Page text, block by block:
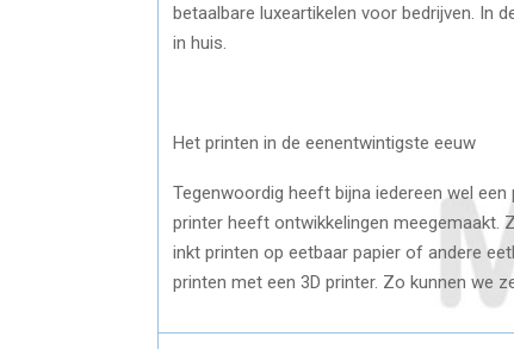
betaalbare luxeartikelen voor bedrijven. In
in huis.
Het printen in de eenentwintigste eeuw
Tegenwoordig heeft bijna iedereen wel
printer heeft ontwikkelingen meegemaakt.
inkt printen op eetbaar papier of andere
printen met een 3D printer. Zo kunnen we